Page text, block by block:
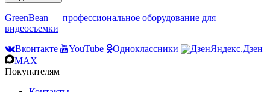
GreenBean — профессиональное оборудование для
видеосъемки
Вконтакте
YouTube Одноклассники
Яндекс.Дзен
MAX
Покупателям